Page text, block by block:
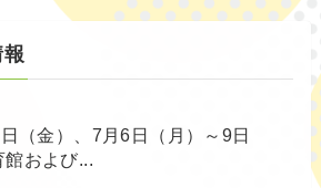
（金）、7月6日（月）～9日
および...